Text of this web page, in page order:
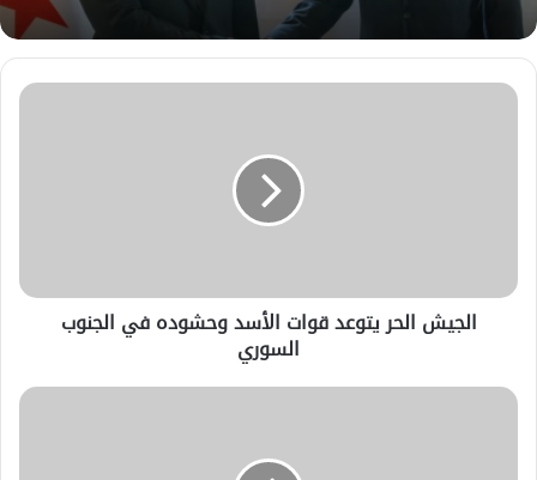
الجيش الحر يتوعد قوات الأسد وحشوده في الجنوب
السوري